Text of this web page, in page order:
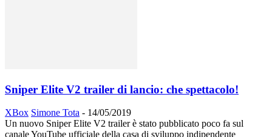
Sniper Elite V2 trailer di lancio: che spettacolo!
XBox Simone Tota - 14/05/2019
Un nuovo Sniper Elite V2 trailer è stato pubblicato poco fa sul
canale YouTube ufficiale della casa di sviluppo indipendente